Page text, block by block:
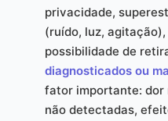
privacidade,
(ruído, luz,
possibilidade de
diagnosticados ou
fator importante: dor
não detectadas,